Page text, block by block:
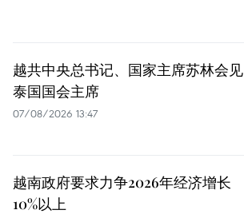
越共中央总书记、国家主席苏林会见
泰国国会主席
07/08/2026 13:47
越南政府要求力争2026年经济增长
10%以上